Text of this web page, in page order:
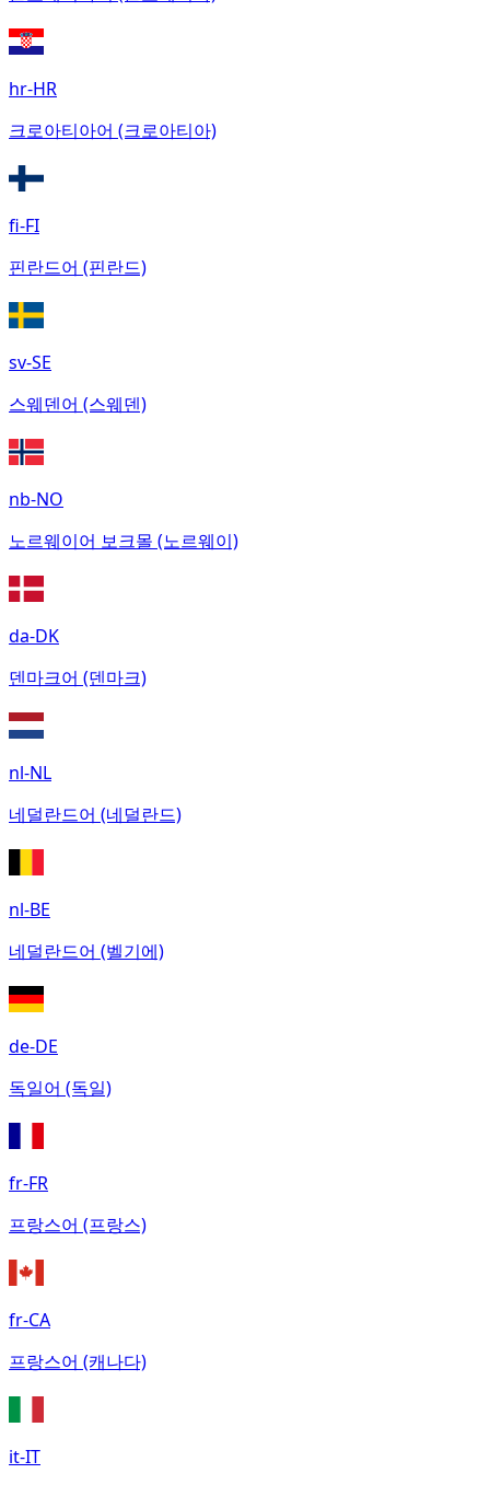
hr-HR
크로아티아어 (크로아티아)
fi-FI
핀란드어 (핀란드)
sv-SE
스웨덴어 (스웨덴)
nb-NO
노르웨이어 보크몰 (노르웨이)
da-DK
덴마크어 (덴마크)
nl-NL
네덜란드어 (네덜란드)
nl-BE
네덜란드어 (벨기에)
de-DE
독일어 (독일)
fr-FR
프랑스어 (프랑스)
fr-CA
프랑스어 (캐나다)
it-IT